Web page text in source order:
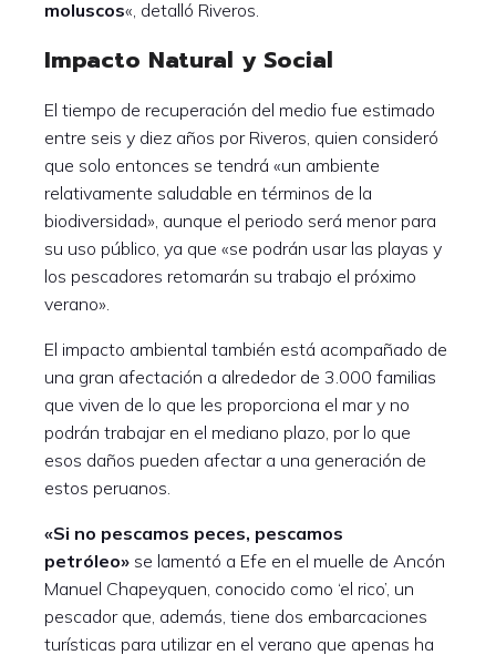
moluscos«, detalló Riveros.
Impacto Natural y Social
El tiempo de recuperación del medio fue estimado
entre seis y diez años por Riveros, quien consideró
que solo entonces se tendrá «un ambiente
relativamente saludable en términos de la
biodiversidad», aunque el periodo será menor para
su uso público, ya que «se podrán usar las playas y
los pescadores retomarán su trabajo el próximo
verano».
El impacto ambiental también está acompañado de
una gran afectación a alrededor de 3.000 familias
que viven de lo que les proporciona el mar y no
podrán trabajar en el mediano plazo, por lo que
esos daños pueden afectar a una generación de
estos peruanos.
«Si no pescamos peces, pescamos
petróleo» se lamentó a Efe en el muelle de Ancón
Manuel Chapeyquen, conocido como ‘el rico’, un
pescador que, además, tiene dos embarcaciones
turísticas para utilizar en el verano que apenas ha